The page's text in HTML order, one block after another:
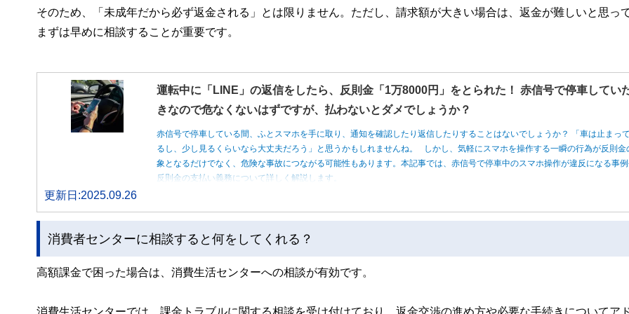
そのため、「未成年だから必ず返金される」とは限りません。ただし、請求額が大きい場合は、返金が難しいと思って
まずは早めに相談することが重要です。
運転中に「LINE」の返信をしたら、反則金「1万8000円」をとられた！ 赤信号で停車してい
きなので危なくないはずですが、払わないとダメでしょうか？
赤信号で停車している間、ふとスマホを手に取り、通知を確認したり返信したりすることはないでしょうか？ 「車は止まっ
るし、少し見るくらいなら大丈夫だろう」と思うかもしれませんね。 しかし、気軽にスマホを操作する一瞬の行為が反則金
象となるだけでなく、危険な事故につながる可能性もあります。本記事では、赤信号で停車中のスマホ操作が違反になる事例
反則金の支払い義務について詳しく解説します。
更新日:2025.09.26
消費者センターに相談すると何をしてくれる？
高額課金で困った場合は、消費生活センターへの相談が有効です。
消費生活センターでは、課金トラブルに関する相談を受け付けており、返金交渉の進め方や必要な手続きについてア